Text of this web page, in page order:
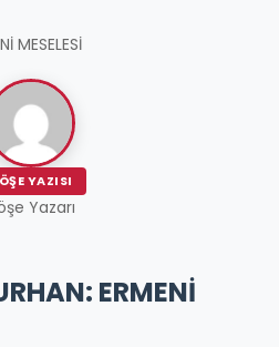
MESELESİ
YAZISI
Yazarı
ERMENİ